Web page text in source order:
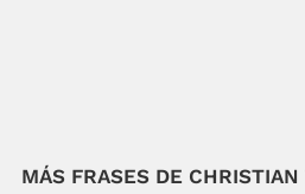
MÁS FRASES DE